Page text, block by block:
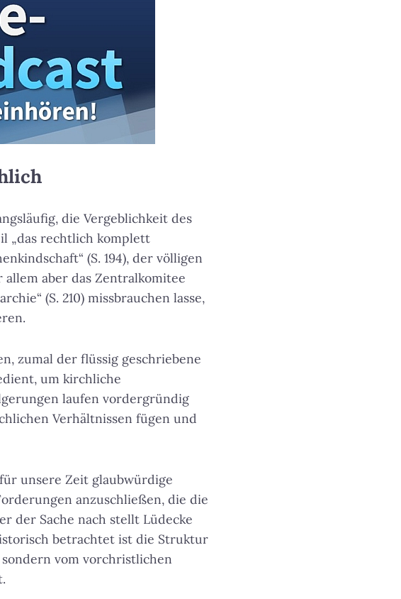
die Vergeblichkeit des
„das rechtlich komplett
(S. 194), der völligen
aber das Zentralkomitee
(S. 210) missbrauchen lasse,
zumal der flüssig geschriebene
um kirchliche
laufen vordergründig
Verhältnissen fügen und
unsere Zeit glaubwürdige
anzuschließen, die die
der Sache nach stellt Lüdecke
betrachtet ist die Struktur
vom vorchristlichen